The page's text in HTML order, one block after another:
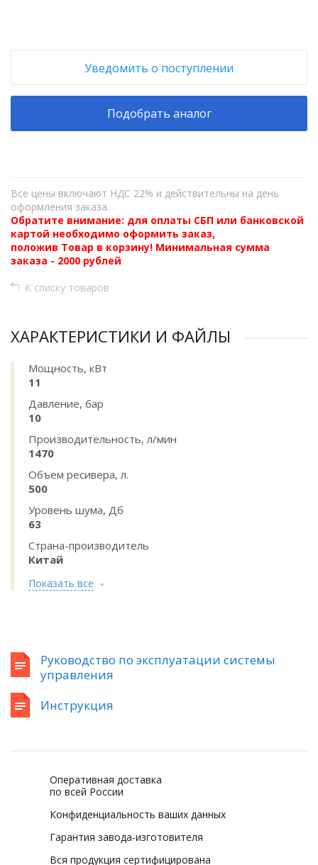
Уведомить о поступлении
Подобрать аналог
Все цены включают НДС 22% и действительны на день
оформления заказа.
Обратите внимание: для оплаты СБП или банковской
картой необходимо оформить заказ,
положив Товар в корзину! Минимальная сумма
заказа - 2000 рублей
К списку товаров
ХАРАКТЕРИСТИКИ И ФАЙЛЫ
Мощность, кВт
11
Давление, бар
10
Производительность, л/мин
1470
Объем ресивера, л.
500
Уровень шума, Дб
63
Страна-производитель
Китай
Показать все
Руководство по эксплуатации системы
управления
Инструкция
Оперативная доставка
по всей России
Конфиденциальность ваших данных
Гарантия завода-изготовителя
Вся продукция сертифицирована